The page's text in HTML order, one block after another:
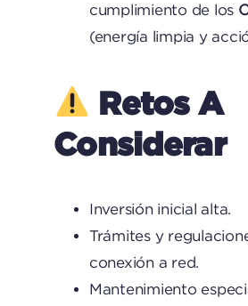
cumplimiento de los
(energía limpia y
Retos A
Considerar
Inversión inicial alta.
Trámites y
conexión a red.
Mantenimiento